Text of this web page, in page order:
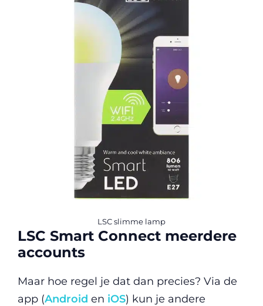
LSC slimme lamp
LSC Smart Connect meerdere
accounts
Maar hoe regel je dat dan precies? Via de
app (Android en iOS) kun je andere